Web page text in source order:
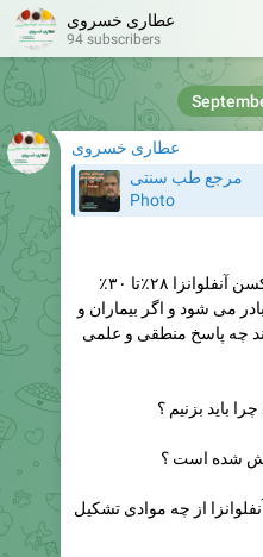
عطاری خسروی
94 subscribers
عطاری خسروی
مرجع طب سنتی
Photo
وزیر محترم بهداشت فرمودند واکسن آنفلوانزا ۲۸٪تا ۳۰٪
می شود و اگر بیماران و
چه پاسخ منطقی و علمی
از چه موادی تشکیل